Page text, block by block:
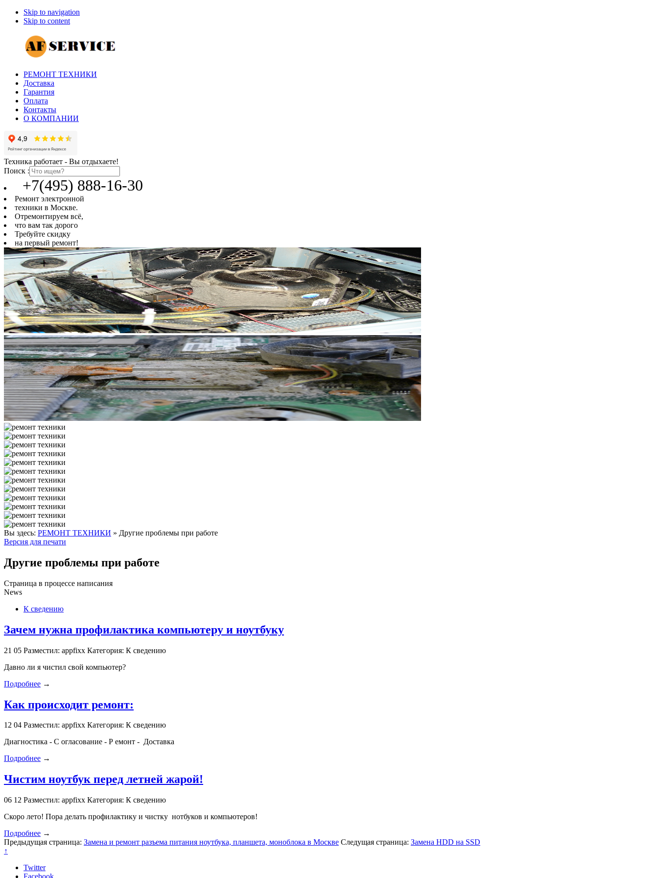
Skip to navigation
Skip to content
РЕМОНТ ТЕХНИКИ
Доставка
Гарантия
Оплата
Контакты
О КОМПАНИИ
Техника работает - Вы отдыхаете!
Поиск :
+7(495) 888-16-30
Ремонт электронной
техники в Москве.
Отремонтируем всё,
что вам так дорого
Требуйте скидку
на первый ремонт!
Вы здесь: РЕМОНТ ТЕХНИКИ » Другие проблемы при работе
Версия для печати
Другие проблемы при работе
Страница в процессе написания
News
К сведению
Зачем нужна профилактика компьютеру и ноутбуку
21 05 Разместил: appfixx Категория: К сведению
Давно ли я чистил свой компьютер?
Подробнее →
Как происходит ремонт:
12 04 Разместил: appfixx Категория: К сведению
Диагностика - С огласование - Р емонт - Доставка
Подробнее →
Чистим ноутбук перед летней жарой!
06 12 Разместил: appfixx Категория: К сведению
Скоро лето! Пора делать профилактику и чистку нотбуков и компьютеров!
Подробнее →
Предыдущая страница: Замена и ремонт разъема питания ноутбука, планшета, моноблока в Москве Следущая страница: Замена HDD на SSD
↑
Twitter